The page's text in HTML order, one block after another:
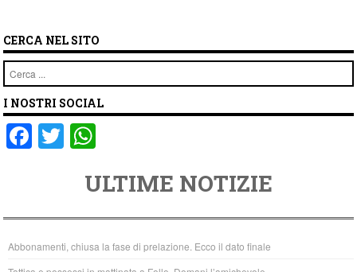
CERCA NEL SITO
Cerca
I NOSTRI SOCIAL
F
e
b
o
T
er
at
s
A
p
ULTIME NOTIZIE
Abbonamenti, chiusa la fase di prelazione. Ecco il dato finale